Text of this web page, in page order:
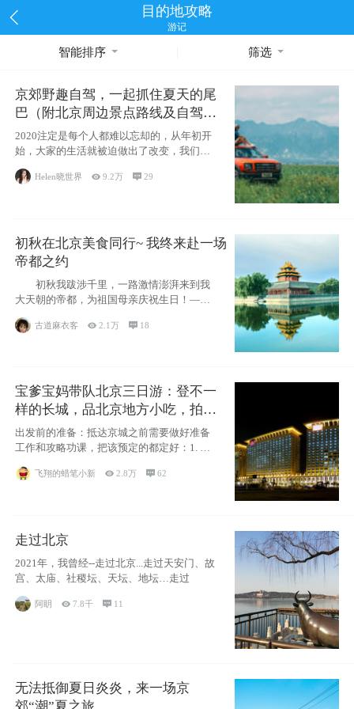
目的地攻略
游记
智能排序 筛选
京郊野趣自驾，一起抓住夏天的尾
巴（附北京周边景点路线及自驾攻
略）
2020注定是每个人都难以忘却的，从年初开
始，大家的生活就被迫做出了改变，我们也
不例外。本来双双辞职是为
Helen晓世界 9.2万 29
初秋在北京美食同行~ 我终来赴一场
帝都之约
初秋我跋涉千里，一路激情澎湃来到我
大天朝的帝都，为祖国母亲庆祝生日！——
古道麻衣客 2.1万  18
宝爹宝妈带队北京三日游：登不一
样的长城，品北京地方小吃，拍盘
古七星夜景！
出发前的准备：抵达京城之前需要做好准备
工作和攻略功课，把该预定的都定好：1. 酒
飞翔的蜡笔小新 2.8万 62
走过北京
2021年，我曾经--走过北京...走过天安门、故
宫、太庙、社稷坛、天坛、地坛…走过
阿眀 7.8千  11
无法抵御夏日炎炎，来一场京